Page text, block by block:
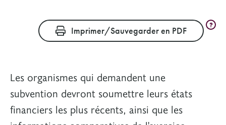
Imprimer/Sauvegarder en PDF ?
Les organismes qui demandent une
subvention devront soumettre leurs états
financiers les plus récents, ainsi que les